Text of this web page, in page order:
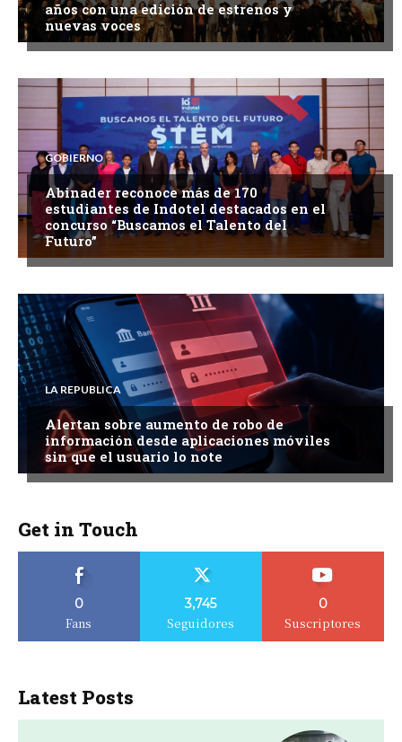
años con una edición de estrenos y
nuevas voces
GOBIERNO
Abinader reconoce más de 170
estudiantes de Indotel destacados en el
concurso “Buscamos el Talento del
Futuro”
LA REPUBLICA
Alertan sobre aumento de robo de
información desde aplicaciones móviles
sin que el usuario lo note
Get in Touch
0
Fans
3,745
Seguidores
0
Suscriptores
Latest Posts